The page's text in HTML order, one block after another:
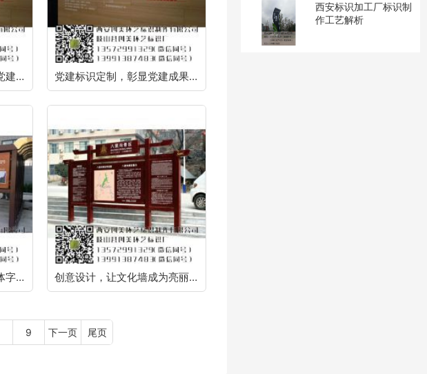
西安标识加工厂标识制
作工艺解析
突出党建特色，定制专属党建标识，塑造品牌形象 党建标识定制，彰显党建成果，凝聚力量
突破平凡！发光灯箱与立体字打造创意广告标识 创意设计，让文化墙成为亮丽风景线
9 下一页 尾页